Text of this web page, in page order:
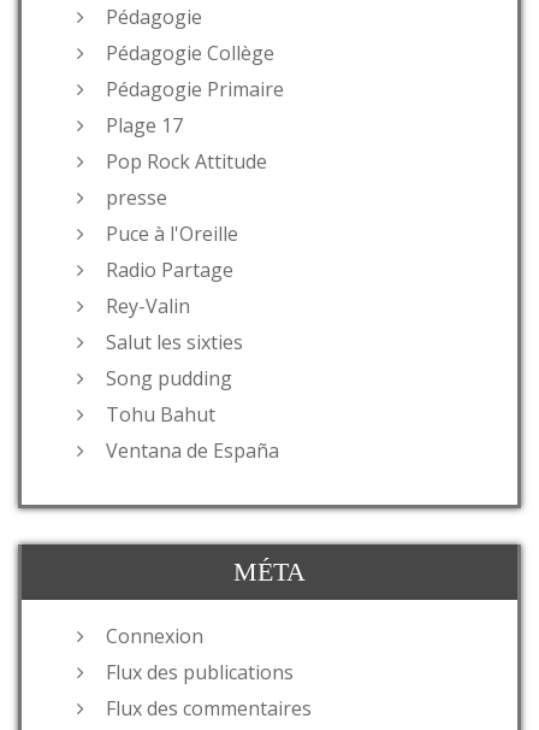
Pédagogie
Pédagogie Collège
Pédagogie Primaire
Plage 17
Pop Rock Attitude
presse
Puce à l'Oreille
Radio Partage
Rey-Valin
Salut les sixties
Song pudding
Tohu Bahut
Ventana de España
MÉTA
Connexion
Flux des publications
Flux des commentaires